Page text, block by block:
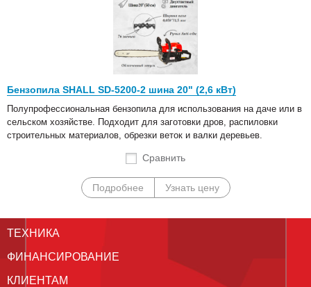
Бензопила SHALL SD-5200-2 шина 20" (2,6 кВт)
Полупрофессиональная бензопила для использования на даче или в
сельском хозяйстве. Подходит для заготовки дров, распиловки
строительных материалов, обрезки веток и валки деревьев.
Сравнить
Подробнее Узнать цену
ТЕХНИКА
ФИНАНСИРОВАНИЕ
КЛИЕНТАМ